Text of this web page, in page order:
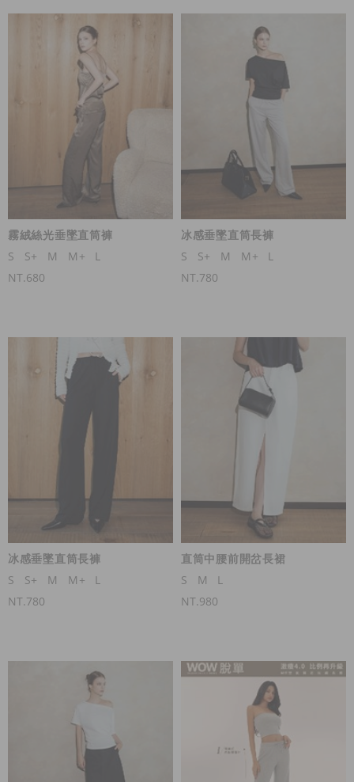
霧絨絲光垂墜直筒褲
S
S+ M M+
L
NT.680
冰感垂墜直筒長褲
S
S+ M M+
L
NT.780
冰感垂墜直筒長褲
S
S+ M M+
L
NT.780
直筒中腰前開岔長裙
S
M
L
NT.980